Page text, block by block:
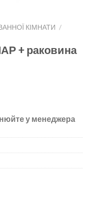
КІМНАТИ /
+ раковина
у менеджера